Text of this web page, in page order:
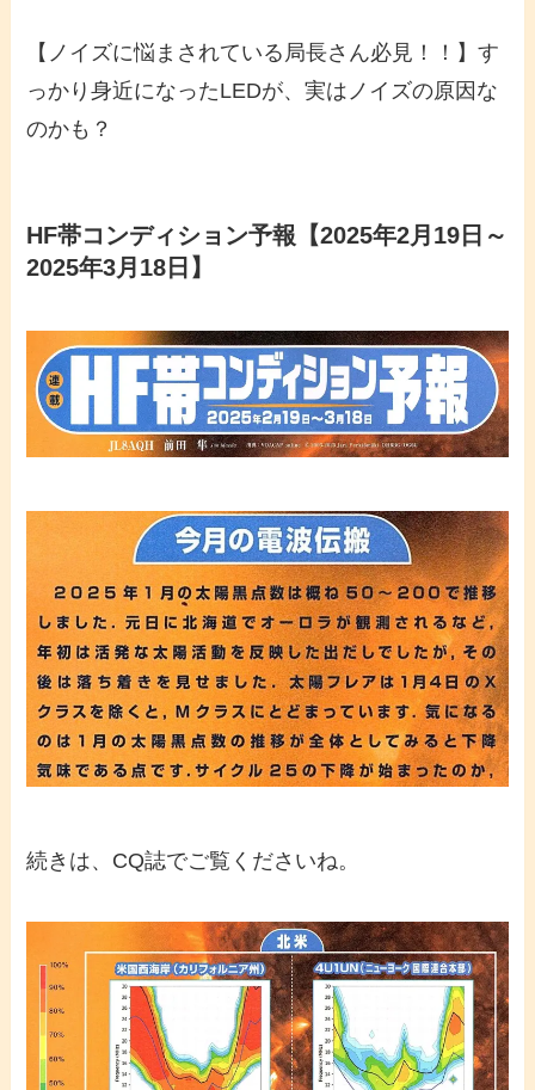
【ノイズに悩まされている局長さん必見！！】す
っかり身近になったLEDが、実はノイズの原因な
のかも？
HF帯コンディション予報【2025年2月19日～
2025年3月18日】
続きは、CQ誌でご覧くださいね。